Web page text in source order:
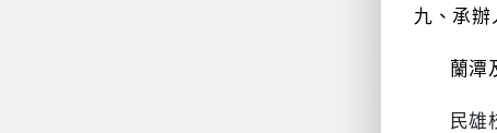
九、承辦
蘭潭
民雄